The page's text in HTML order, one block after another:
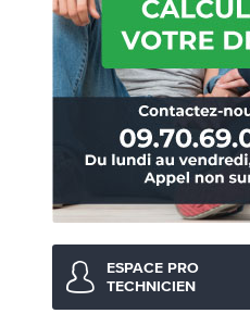
ESPACE PRO
TECHNICIEN